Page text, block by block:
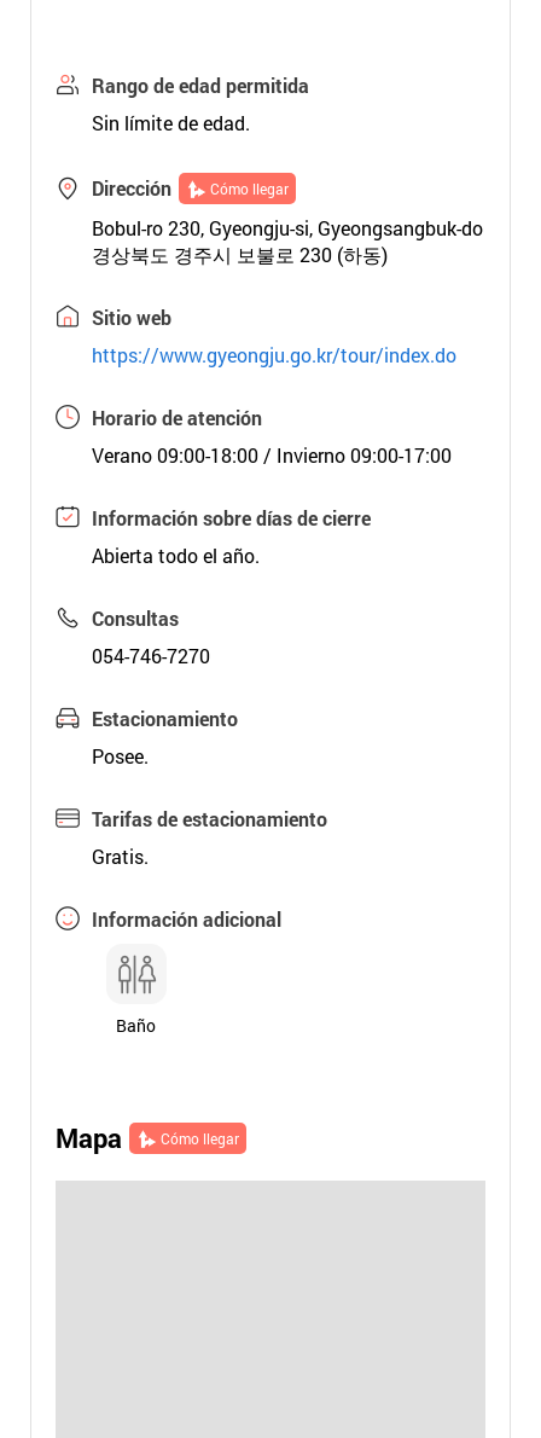
Rango de edad permitida
Sin límite de edad.
Dirección Cómo llegar
Bobul-ro 230, Gyeongju-si, Gyeongsangbuk-do
경상북도 경주시 보불로 230 (하동)
Sitio web
https://www.gyeongju.go.kr/tour/index.do
Horario de atención
Verano 09:00-18:00 / Invierno 09:00-17:00
Información sobre días de cierre
Abierta todo el año.
Consultas
054-746-7270
Estacionamiento
Posee.
Tarifas de estacionamiento
Gratis.
Información adicional
Baño
Mapa Cómo llegar